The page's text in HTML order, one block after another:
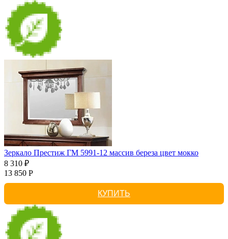
Зеркало Престиж ГМ 5991-12 массив береза цвет мокко
8 310 ₽
13 850 Р
КУПИТЬ